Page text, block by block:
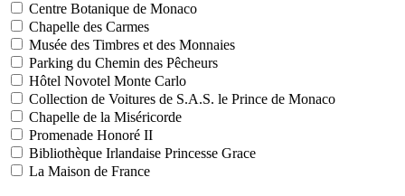
Centre Botanique de Monaco
Chapelle des Carmes
Musée des Timbres et des Monnaies
Parking du Chemin des Pêcheurs
Hôtel Novotel Monte Carlo
Collection de Voitures de S.A.S. le Prince de Monaco
Chapelle de la Miséricorde
Promenade Honoré II
Bibliothèque Irlandaise Princesse Grace
La Maison de France